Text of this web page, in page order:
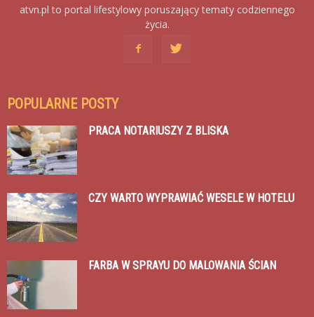
atvn.pl to portal lifestylowy poruszający tematy codziennego
życia.
POPULARNE POSTY
PRACA NOTARIUSZY Z BLISKA
CZY WARTO WYPRAWIAĆ WESELE W HOTELU
FARBA W SPRAYU DO MALOWANIA ŚCIAN